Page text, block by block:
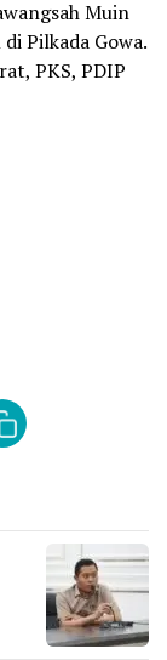
Muin
Pilkada Gowa.
PKS, PDIP